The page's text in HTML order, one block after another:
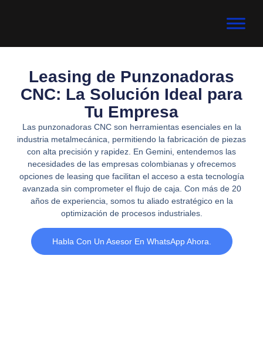
Leasing de Punzonadoras
CNC: La Solución Ideal para
Tu Empresa
Las punzonadoras CNC son herramientas esenciales en la
industria metalmecánica, permitiendo la fabricación de piezas
con alta precisión y rapidez. En Gemini, entendemos las
necesidades de las empresas colombianas y ofrecemos
opciones de leasing que facilitan el acceso a esta tecnología
avanzada sin comprometer el flujo de caja. Con más de 20
años de experiencia, somos tu aliado estratégico en la
optimización de procesos industriales.
Habla Con Un Asesor En WhatsApp Ahora.